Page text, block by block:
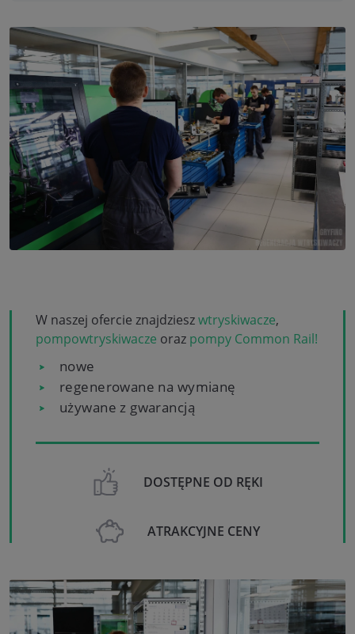
W naszej ofercie znajdzieszwtryskiwacze,
pompowtryskiwacze oraz pompy Common Rail!
nowe
regenerowane na wymianę
używane z gwarancją
DOSTĘPNE OD RĘKI
ATRAKCYJNE CENY